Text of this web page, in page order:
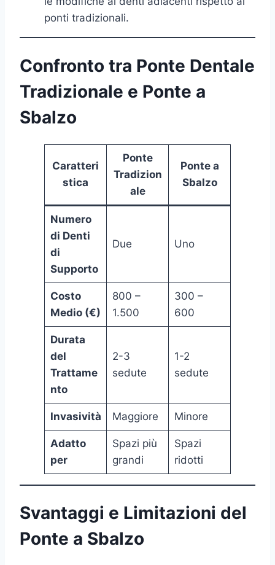
ponti tradizionali.
Confronto tra Ponte Dentale
Tradizionale e Ponte a
Sbalzo
Caratteri
stica
Ponte
Tradizion
ale
Ponte a
Sbalzo
Numero
di Denti
di
Supporto
Due Uno
Costo
Medio (€)
800 –
1.500
300 –
600
Durata
del
Trattame
nto
2-3
sedute
1-2
sedute
Invasività Maggiore Minore
Adatto
per
Spazi più
grandi
Spazi
ridotti
Svantaggi e Limitazioni del
Ponte a Sbalzo